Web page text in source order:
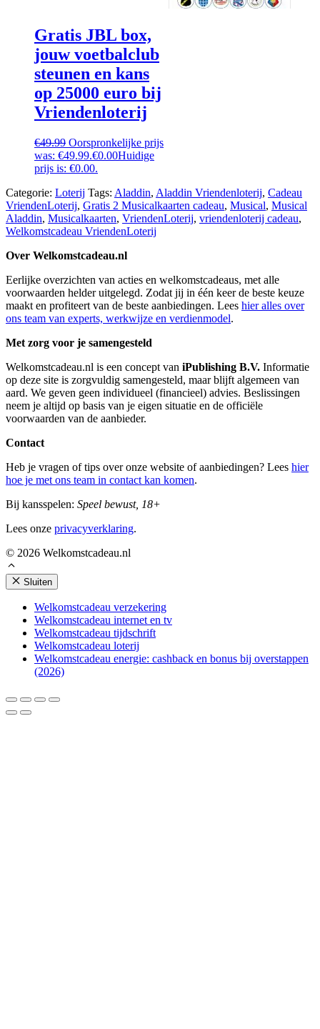
Gratis JBL box,
jouw voetbalclub
steunen en kans
op 25000 euro bij
Vriendenloterij
€49.99 Oorspronkelijke prijs
was: €49.99.€0.00Huidige
prijs is: €0.00.
Categorie: Loterij Tags: Aladdin, Aladdin Vriendenloterij, Cadeau
VriendenLoterij, Gratis 2 Musicalkaarten cadeau, Musical, Musical
Aladdin, Musicalkaarten, VriendenLoterij, vriendenloterij cadeau,
Welkomstcadeau VriendenLoterij
Over Welkomstcadeau.nl
Eerlijke overzichten van acties en welkomstcadeaus, met alle
voorwaarden helder uitgelegd. Zodat jij in één keer de beste keuze
maakt en profiteert van de beste aanbiedingen. Lees hier alles over
ons team van experts, werkwijze en verdienmodel.
Met zorg voor je samengesteld
Welkomstcadeau.nl is een concept van iPublishing B.V. Informatie
op deze site is zorgvuldig samengesteld, maar blijft algemeen van
aard. We geven geen individueel (financieel) advies. Beslissingen
neem je altijd op basis van je eigen situatie en de officiële
voorwaarden van de aanbieder.
Contact
Heb je vragen of tips over onze website of aanbiedingen? Lees hier
hoe je met ons team in contact kan komen.
Bij kansspelen: Speel bewust, 18+
Lees onze privacyverklaring.
© 2026 Welkomstcadeau.nl
Sluiten
Welkomstcadeau verzekering
Welkomstcadeau internet en tv
Welkomstcadeau tijdschrift
Welkomstcadeau loterij
Welkomstcadeau energie: cashback en bonus bij overstappen
(2026)